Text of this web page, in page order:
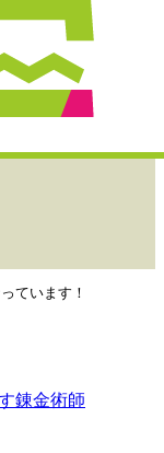
ています！
錬金術師